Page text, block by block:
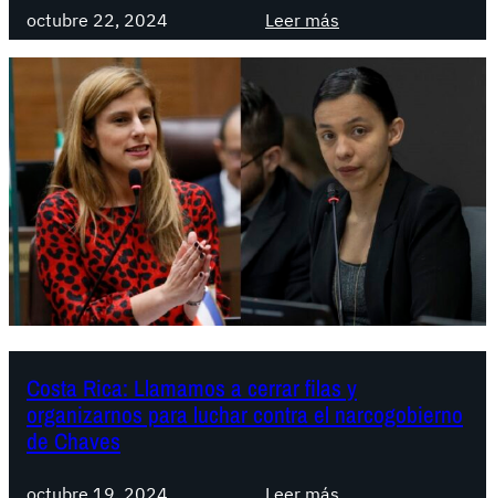
n
d
e
n
a
d
o
s
a
d
u
r
a
c
o
n
g
r
e
s
l
.
octubre 22, 2024 Leer más
D
e
c
l
a
r
a
c
i
ó
n
d
l
c
Costa Rica: Llamamos a cerrar filas y
organizarnos para luchar contra el narcogobierno
de Chaves
octubre 19, 2024 Leer más